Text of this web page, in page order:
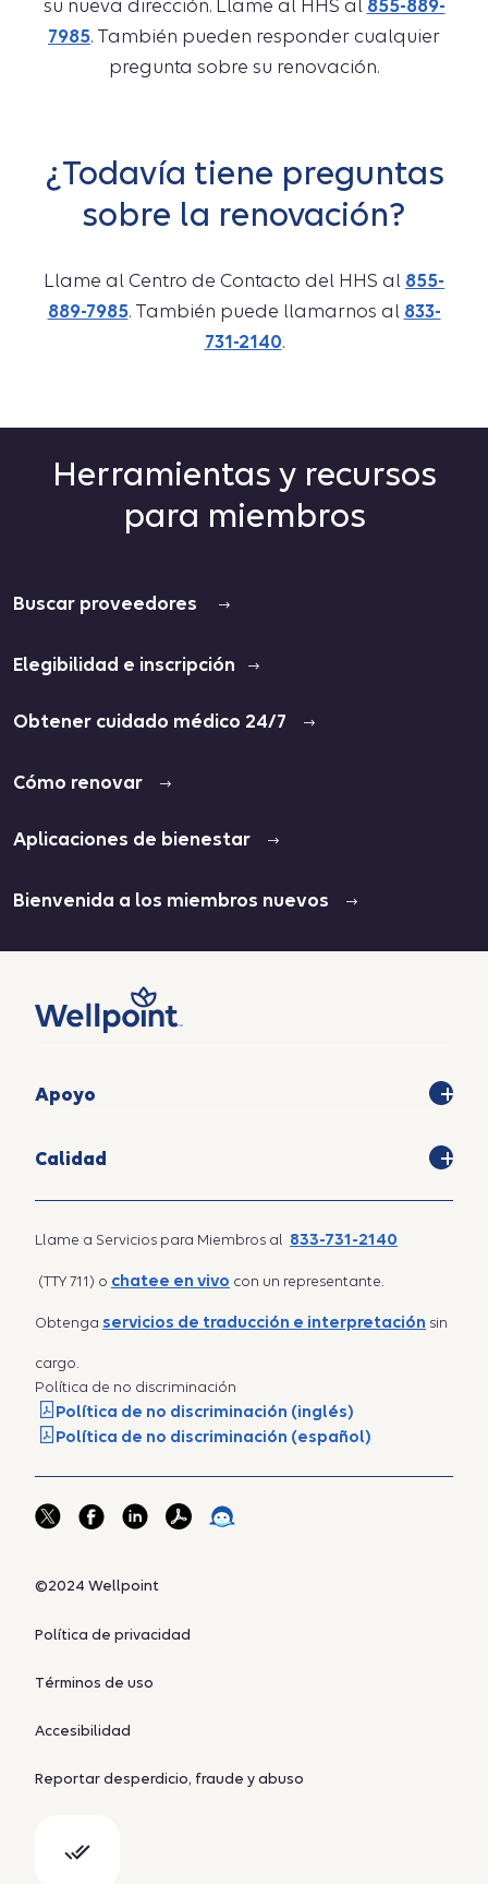
su nueva dirección. Llame al HHS al 855-889-
7985. También pueden responder cualquier
pregunta sobre su renovación.
¿Todavía tiene preguntas
sobre la renovación?
Llame al Centro de Contacto del HHS al 855-
889-7985. También puede llamarnos al 833-
731-2140.
Herramientas y recursos
para miembros
Buscar proveedores
Elegibilidad e inscripción
Obtener cuidado médico 24/7
Cómo renovar
Aplicaciones de bienestar
Bienvenida a los miembros nuevos
Apoyo
Calidad
Llame a Servicios para Miembros al 833-731-2140
(TTY 711) o chatee en vivo con un representante.
Obtenga servicios de traducción e interpretación sin
cargo.
Política de no discriminación
Política de no discriminación (inglés)
Política de no discriminación (español)
©2024 Wellpoint
Política de privacidad
Términos de uso
Accesibilidad
Reportar desperdicio, fraude y abuso